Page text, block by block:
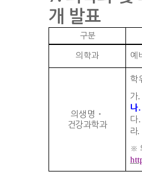
개 발표
구분
의학과 예
의생명 ・
건강과학과
학
가.
나
다
라.
※